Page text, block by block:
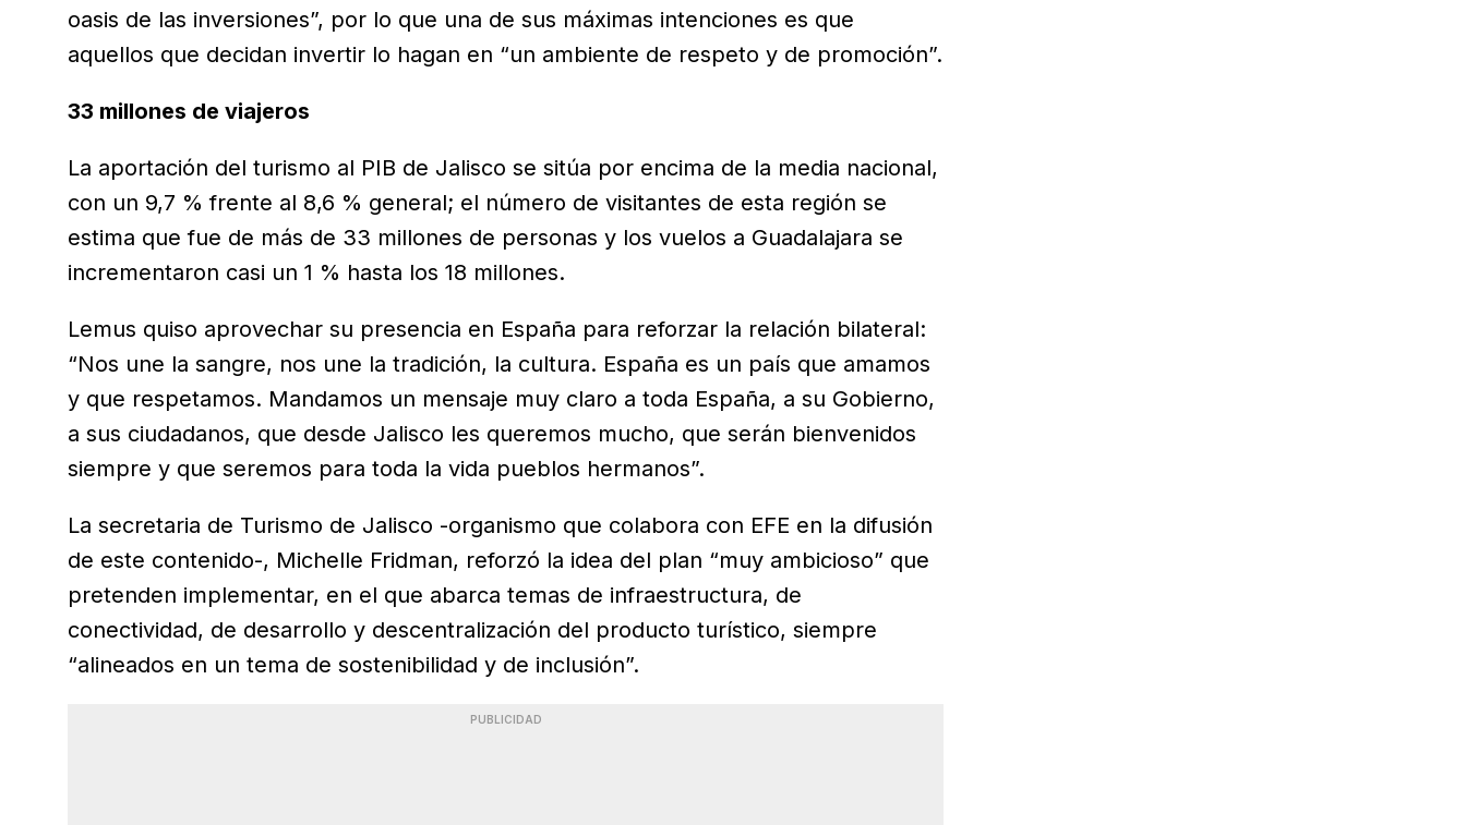
oasis de las inversiones”, por lo que una de sus máximas intenciones es que
aquellos que decidan invertir lo hagan en “un ambiente de respeto y de promoción”.
33 millones de viajeros
La aportación del turismo al PIB de Jalisco se sitúa por encima de la media nacional,
con un 9,7 % frente al 8,6 % general; el número de visitantes de esta región se
estima que fue de más de 33 millones de personas y los vuelos a Guadalajara se
incrementaron casi un 1 % hasta los 18 millones.
Lemus quiso aprovechar su presencia en España para reforzar la relación bilateral:
“Nos une la sangre, nos une la tradición, la cultura. España es un país que amamos
y que respetamos. Mandamos un mensaje muy claro a toda España, a su Gobierno,
a sus ciudadanos, que desde Jalisco les queremos mucho, que serán bienvenidos
siempre y que seremos para toda la vida pueblos hermanos”.
La secretaria de Turismo de Jalisco -organismo que colabora con EFE en la difusión
de este contenido-, Michelle Fridman, reforzó la idea del plan “muy ambicioso” que
pretenden implementar, en el que abarca temas de infraestructura, de
conectividad, de desarrollo y descentralización del producto turístico, siempre
“alineados en un tema de sostenibilidad y de inclusión”.
PUBLICIDAD